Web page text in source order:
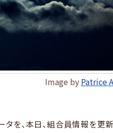
Image by Patrice
を、本日、組合員情報を更